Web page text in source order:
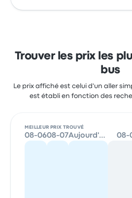
Trouver les prix les
bus
Le prix affiché est celui d'un aller
est établi en fonction des
MEILLEUR PRIX TROUVÉ
08-0608-07 Aujourd'hui 08-